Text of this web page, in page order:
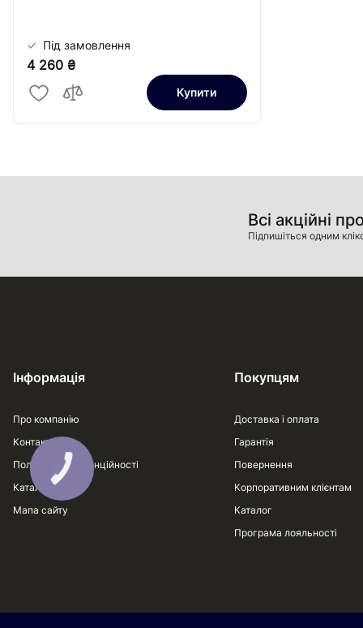
Під замовлення
4 260 ₴
Купити
Всі акційні
Підпишіться одним
Інформація
Про компанію
Контакти
Політика конфіденційності
Каталог
Мапа сайту
Покупцям
Доставка і оплата
Гарантія
Повернення
Корпоративним клієнтам
Каталог
Програма лояльності